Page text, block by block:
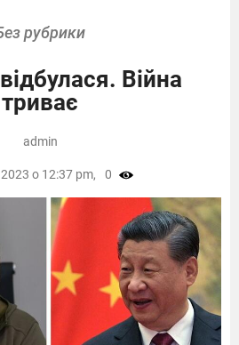
рубрики
Війна
триває
admin
о 12:37 pm, 0